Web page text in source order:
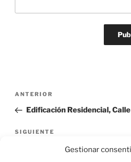
Gestionar
Navegación
entradas
Entrada
anterior:
ANTERIOR
Edificación Residencial,
Siguiente
SIGUIENTE
Edificación Residencial, Calle